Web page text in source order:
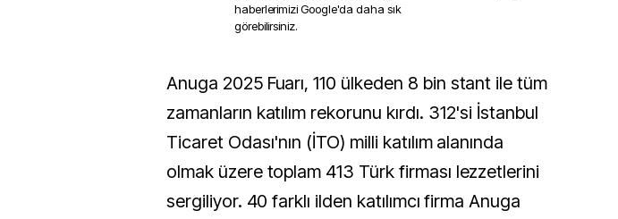
haberlerimizi Google'da daha sık
görebilirsiniz.
Anuga 2025 Fuarı, 110 ülkeden 8 bin stant ile tüm
zamanların katılım rekorunu kırdı. 312'si İstanbul
Ticaret Odası'nın (İTO) milli katılım alanında
olmak üzere toplam 413 Türk firması lezzetlerini
sergiliyor. 40 farklı ilden katılımcı firma Anuga